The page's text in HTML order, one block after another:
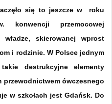
się to jeszcze w
roku
konwencji przemocowej
skierowanej wprost
i rodzinie. W Polsce jednym
destrukcyjne elementy
przewodnictwem ówczesnego
w szkołach jest Gdańsk. Do